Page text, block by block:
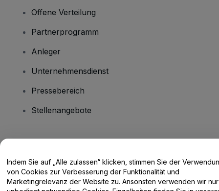
Offene Verteilung
Partnerprogramm
Anleger
Unternehmensdienst
Pressebereich
Stellenangebote
Hilfe-Center / Kontakt
Indem Sie auf „Alle zulassen“ klicken, stimmen Sie der
von Cookies zur Verbesserung der Funktionalität und
Marketingrelevanz der Website zu. Ansonsten verwenden wir nur